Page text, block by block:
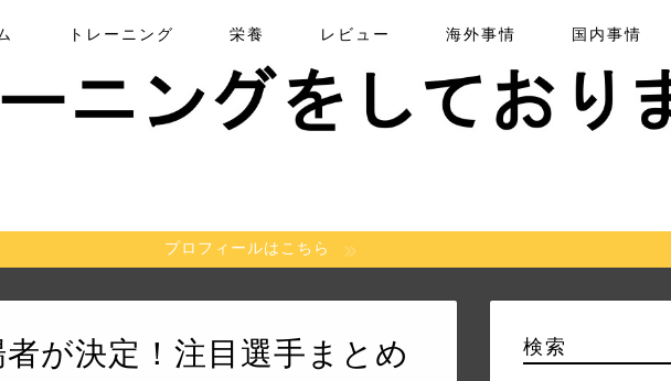
トレーニング 栄養 レビュー 海外事情 国内事情
プロフィールはこちら
が決定！注目選手まとめ 検索